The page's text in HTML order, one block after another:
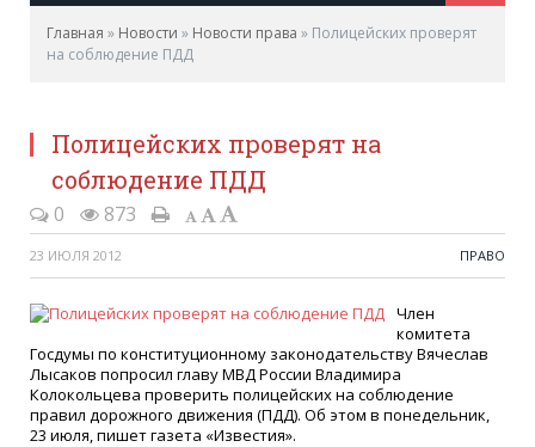
Главная » Новости » Новости права » Полицейских проверят
на соблюдение ПДД
Полицейских проверят на
соблюдение ПДД
0 873
23 ИЮЛЯ 2012 ПРАВО
Член
комитета
Госдумы по конституционному законодательству Вячеслав
Лысаков попросил главу МВД России Владимира
Колокольцева проверить полицейских на соблюдение
правил дорожного движения (ПДД). Об этом в понедельник,
23 июля, пишет газета «Известия».